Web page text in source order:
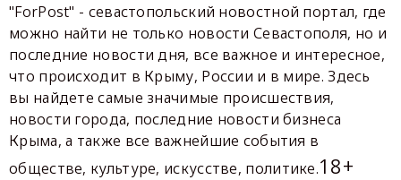
"ForPost" - севастопольский новостной портал, где
можно найти не только новости Севастополя, но и
последние новости дня, все важное и интересное,
что происходит в Крыму, России и в мире. Здесь
вы найдете самые значимые происшествия,
новости города, последние новости бизнеса
Крыма, а также все важнейшие события в
обществе, культуре, искусстве, политике.18+